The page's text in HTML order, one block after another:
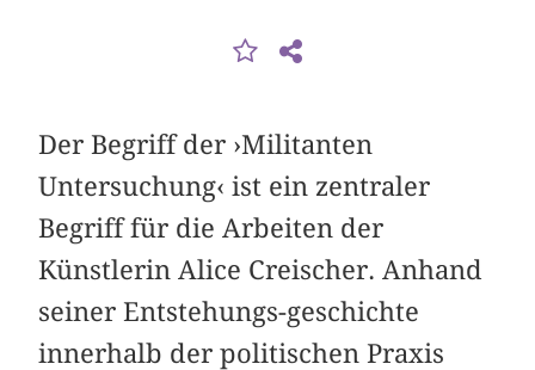
Der Begriff der ›Militanten
Untersuchung‹ ist ein zentraler
Begriff für die Arbeiten der
Künstlerin Alice Creischer. Anhand
seiner Entstehungs-geschichte
innerhalb der politischen Praxis